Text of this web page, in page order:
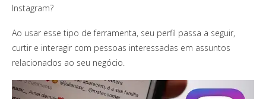
Instagram?
Ao usar esse tipo de ferramenta, seu perfil passa a seguir,
curtir e interagir com pessoas interessadas em assuntos
relacionados ao seu negócio.